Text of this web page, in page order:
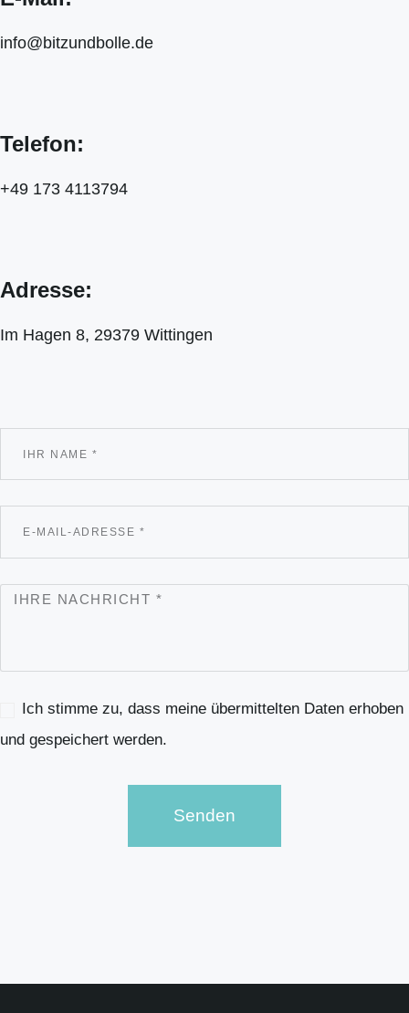
info@bitzundbolle.de
Telefon:
+49 173 4113794
Adresse:
Im Hagen 8, 29379 Wittingen
Ich stimme zu, dass meine übermittelten Daten erhoben
und gespeichert werden.
Senden